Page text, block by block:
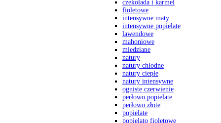
czekolada i karmel
fioletowe
intensywne maty
intensywne popielate
lawendowe
mahoniowe
miedziane
natury
natury chłodne
natury ciepłe
natury intensywne
ogniste czerwienie
perłowo popielate
perłowo złote
popielate
popielato fioletowe